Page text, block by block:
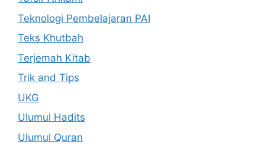
Teknologi Pembelajaran PAI
Teks Khutbah
Terjemah Kitab
Trik and Tips
UKG
Ulumul Hadits
Ulumul Quran